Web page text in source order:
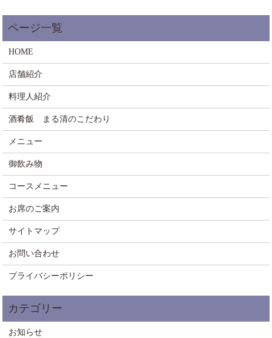
HOME
店舗紹介
料理人紹介
酒肴飯 まる清のこだわり
メニュー
御飲み物
コースメニュー
お席のご案内
サイトマップ
お問い合わせ
プライバシーポリシー
お知らせ